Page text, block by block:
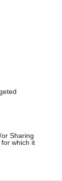
Sharing
which it
motivi.